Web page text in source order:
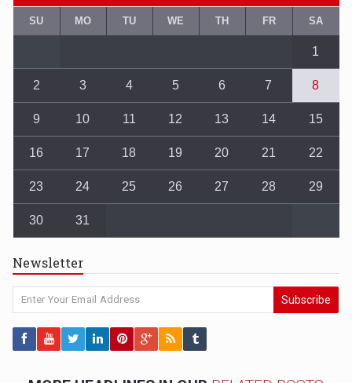
SU MO TU WE TH FR SA
1
2 3 4 5 6 7 8
9 10 11 12 13 14 15
16 17 18 19 20 21 22
23 24 25 26 27 28 29
30 31
Newsletter
Subscribe